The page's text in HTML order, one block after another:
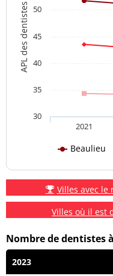
APL des dentistes
Beaulieu
2021
30
35
40
45
50
Villes avec le
Villes où il est
Nombre de dentistes
2023